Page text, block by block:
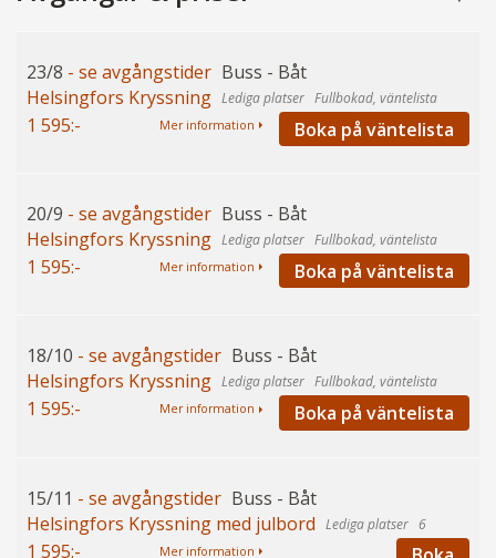
23/8 - se avgångstider Buss - Båt
Helsingfors Kryssning
Fullbokad, väntelista
1 595:- Boka på väntelista
Mer information
20/9 - se avgångstider Buss - Båt
Helsingfors Kryssning
Fullbokad, väntelista
1 595:- Boka på väntelista
Mer information
18/10 - se avgångstider Buss - Båt
Helsingfors Kryssning
Fullbokad, väntelista
1 595:- Boka på väntelista
Mer information
15/11 - se avgångstider Buss - Båt
Helsingfors Kryssning med julbord
6
1 595:- Mer information